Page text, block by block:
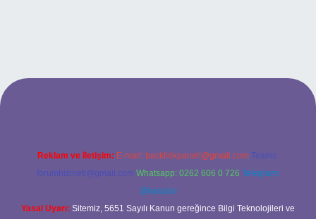
Reklam ve İletişim: E-mail: backlinkpaneli@gmail.com Teams:
forumhizmeti@gmail.com Whatsapp: 0262 606 0 726 Telegram:
@karabul
Yasal Uyarı: Sitemiz, 5651 Sayılı Kanun gereğince Bilgi Teknolojileri ve